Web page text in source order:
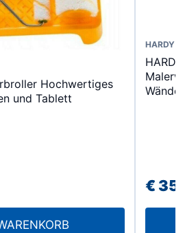
Hochwertiges
und Tablett
HARDY
€
Dieses
weist
können
auf